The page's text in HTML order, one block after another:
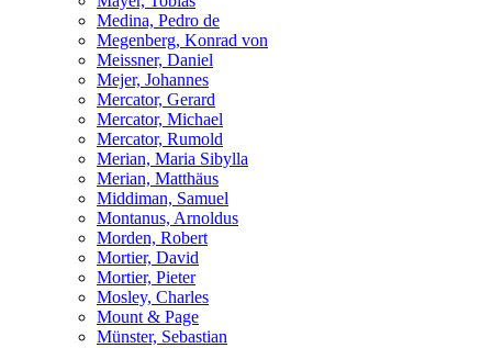
Medina, Pedro de
Megenberg, Konrad von
Meissner, Daniel
Mejer, Johannes
Mercator, Gerard
Mercator, Michael
Mercator, Rumold
Merian, Maria Sibylla
Merian, Matthäus
Middiman, Samuel
Montanus, Arnoldus
Morden, Robert
Mortier, David
Mortier, Pieter
Mosley, Charles
Mount & Page
Münster, Sebastian